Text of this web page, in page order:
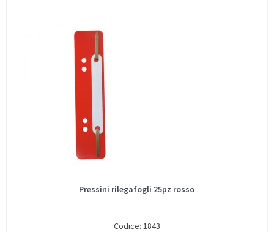
Pressini rilegafogli 25pz rosso
Codice: 1843